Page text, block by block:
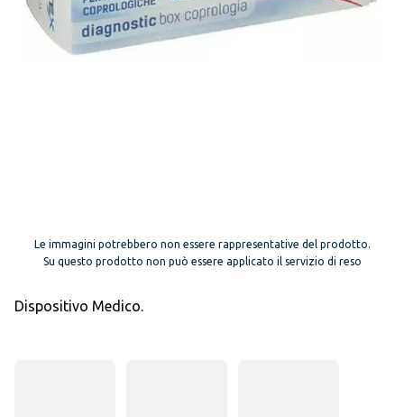
Le immagini potrebbero non essere rappresentative del prodotto.
Su questo prodotto non può essere applicato il servizio di reso
Dispositivo Medico.